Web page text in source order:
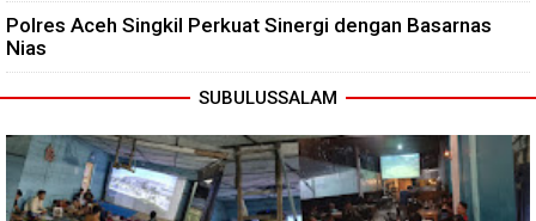
Polres Aceh Singkil Perkuat Sinergi dengan Basarnas
Nias
SUBULUSSALAM